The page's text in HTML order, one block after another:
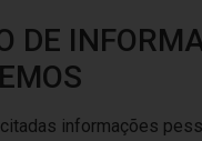
DE
informações